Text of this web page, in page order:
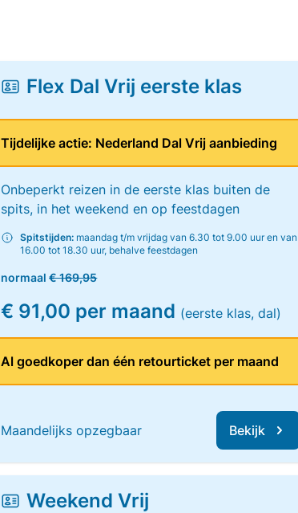
Flex Dal Vrij eerste klas
Tijdelijke actie: Nederland Dal Vrij aanbieding
Onbeperkt reizen in de eerste klas buiten de
spits, in het weekend en op feestdagen
Spitstijden: maandag t/m vrijdag van 6.30 tot 9.00 uur en van
16.00 tot 18.30 uur, behalve feestdagen
normaal€ 169,95
€ 91,00 per maand (eerste klas, dal)
Al goedkoper dan één retourticket per maand
Maandelijks opzegbaar Bekijk
Weekend Vrij